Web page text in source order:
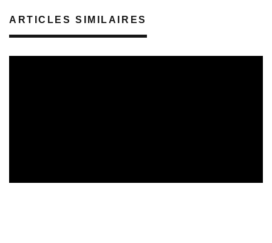
ARTICLES SIMILAIRES